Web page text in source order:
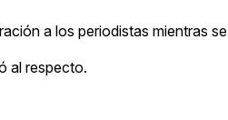
a los periodistas mientras se
al respecto.